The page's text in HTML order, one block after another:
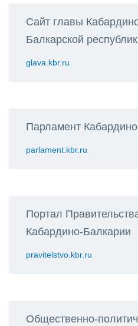
Сайт главы
Балкарской
glava.kbr.ru
Парламент
parlament.kbr.ru
Портал
Кабардино-Балкарии
pravitelstvo.kbr.ru
Общественно-